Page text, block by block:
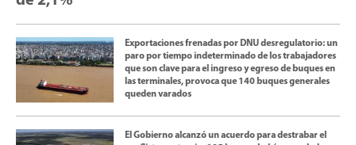
Exportaciones frenadas por DNU desregulatorio: un
paro por tiempo indeterminado de los trabajadores
que son clave para el ingreso y egreso de buques en
las terminales, provoca que 140 buques generales
queden varados
El Gobierno alcanzó un acuerdo para destrabar el